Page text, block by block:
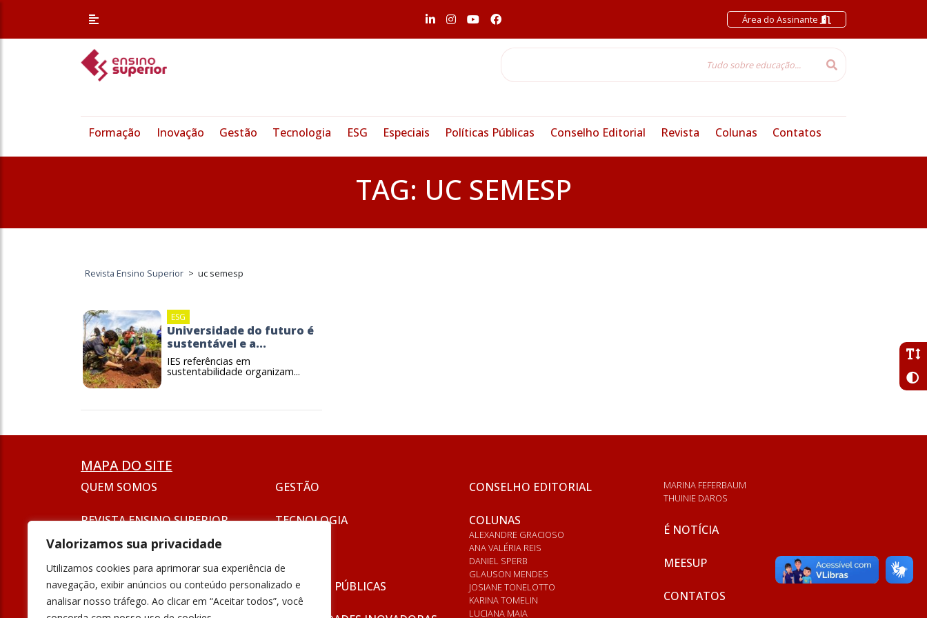
Valorizamos sua privacidade
Utilizamos cookies para aprimorar sua experiência de
navegação, exibir anúncios ou conteúdo personalizado e
analisar nosso tráfego. Ao clicar em “Aceitar todos”, você
Área do Assinante
Formação Inovação Gestão Tecnologia ESG Especiais Políticas Públicas Conselho Editorial Revista Colunas Contatos
TAG: UC SEMESP
Revista Ensino Superior > uc semesp
ESG
Universidade do futuro é
sustentável e a...
IES referências em
sustentabilidade organizam...
MAPA DO SITE
QUEM SOMOS
REVISTA ENSINO SUPERIOR
SEJA UM ANUNCIANTE
FORMAÇÃO
INOVAÇÃO
GESTÃO
TECNOLOGIA
POLÍTICAS PÚBLICAS
CONSELHO EDITORIAL
COLUNAS
ALEXANDRE GRACIOSO
ANA VALÉRIA REIS
DANIEL SPERB
GLAUSON MENDES
JOSIANE TONELOTTO
KARINA TOMELIN
LUCIANA MAIA
MARINA FEFERBAUM
THUINIE DAROS
É NOTÍCIA
MEESUP
CONTATOS